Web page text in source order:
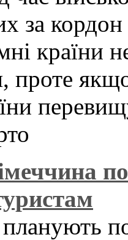
за кордон
країни
проте
планують